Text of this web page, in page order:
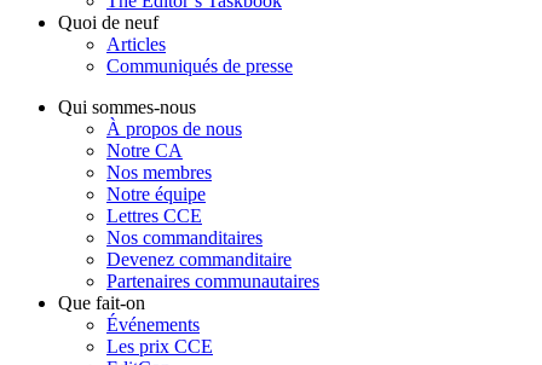
Quoi de neuf
Articles
Communiqués de presse
Qui sommes-nous
À propos de nous
Notre CA
Nos membres
Notre équipe
Lettres CCE
Nos commanditaires
Devenez commanditaire
Partenaires communautaires
Que fait-on
Événements
Les prix CCE